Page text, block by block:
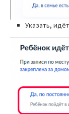
Указать,